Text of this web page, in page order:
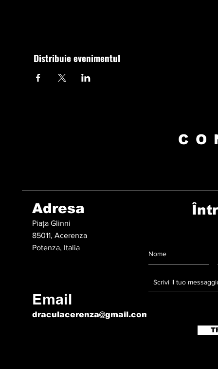
Distribuie evenimentul
Adresa
Piața Glinni
85011, Acerenza
Potenza, Italia
Email
draculacerenza@gmail.com